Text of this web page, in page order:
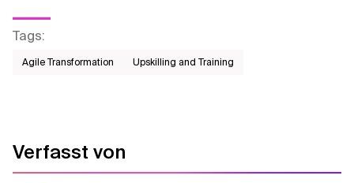
Tags:
Agile Transformation Upskilling and Training
Verfasst von